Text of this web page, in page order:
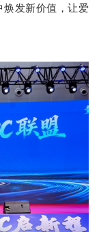
焕发新价值，让爱